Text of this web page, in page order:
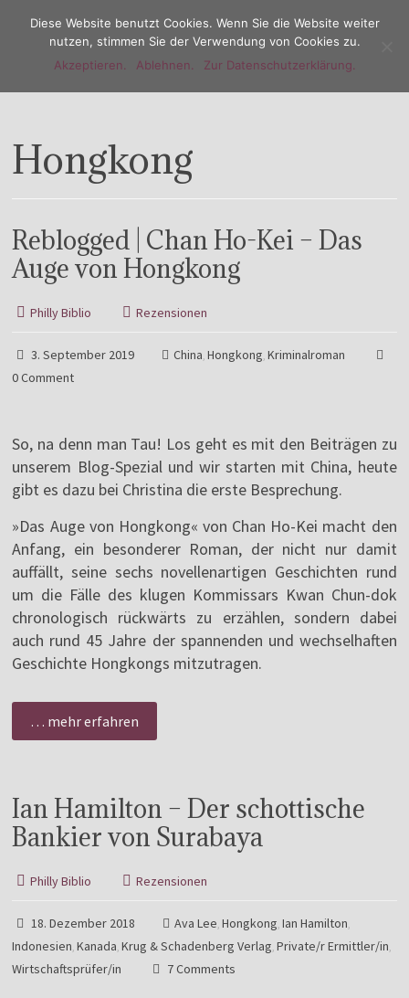
Menu
Hongkong
Reblogged | Chan Ho-Kei – Das
Auge von Hongkong
Philly Biblio Rezensionen
3. September 2019 China,Hongkong,Kriminalroman
0 Comment
So, na denn man Tau! Los geht es mit den Beiträgen zu
unserem Blog-Spezial und wir starten mit China, heute
gibt es dazu bei Christina die erste Besprechung.
»Das Auge von Hongkong« von Chan Ho-Kei macht den
Anfang, ein besonderer Roman, der nicht nur damit
auffällt, seine sechs novellenartigen Geschichten rund
um die Fälle des klugen Kommissars Kwan Chun-dok
chronologisch rückwärts zu erzählen, sondern dabei
auch rund 45 Jahre der spannenden und wechselhaften
Geschichte Hongkongs mitzutragen.
… mehr erfahren
Ian Hamilton – Der schottische
Bankier von Surabaya
Philly Biblio Rezensionen
18. Dezember 2018 Ava Lee,Hongkong,Ian Hamilton,
Indonesien,Kanada,Krug & Schadenberg Verlag,Private/r Ermittler/in,
Wirtschaftsprüfer/in 7 Comments
Diese Website benutzt Cookies. Wenn Sie die Website weiter
nutzen, stimmen Sie der Verwendung von Cookies zu.
Akzeptieren.
Ablehnen. Zur Datenschutzerklärung.